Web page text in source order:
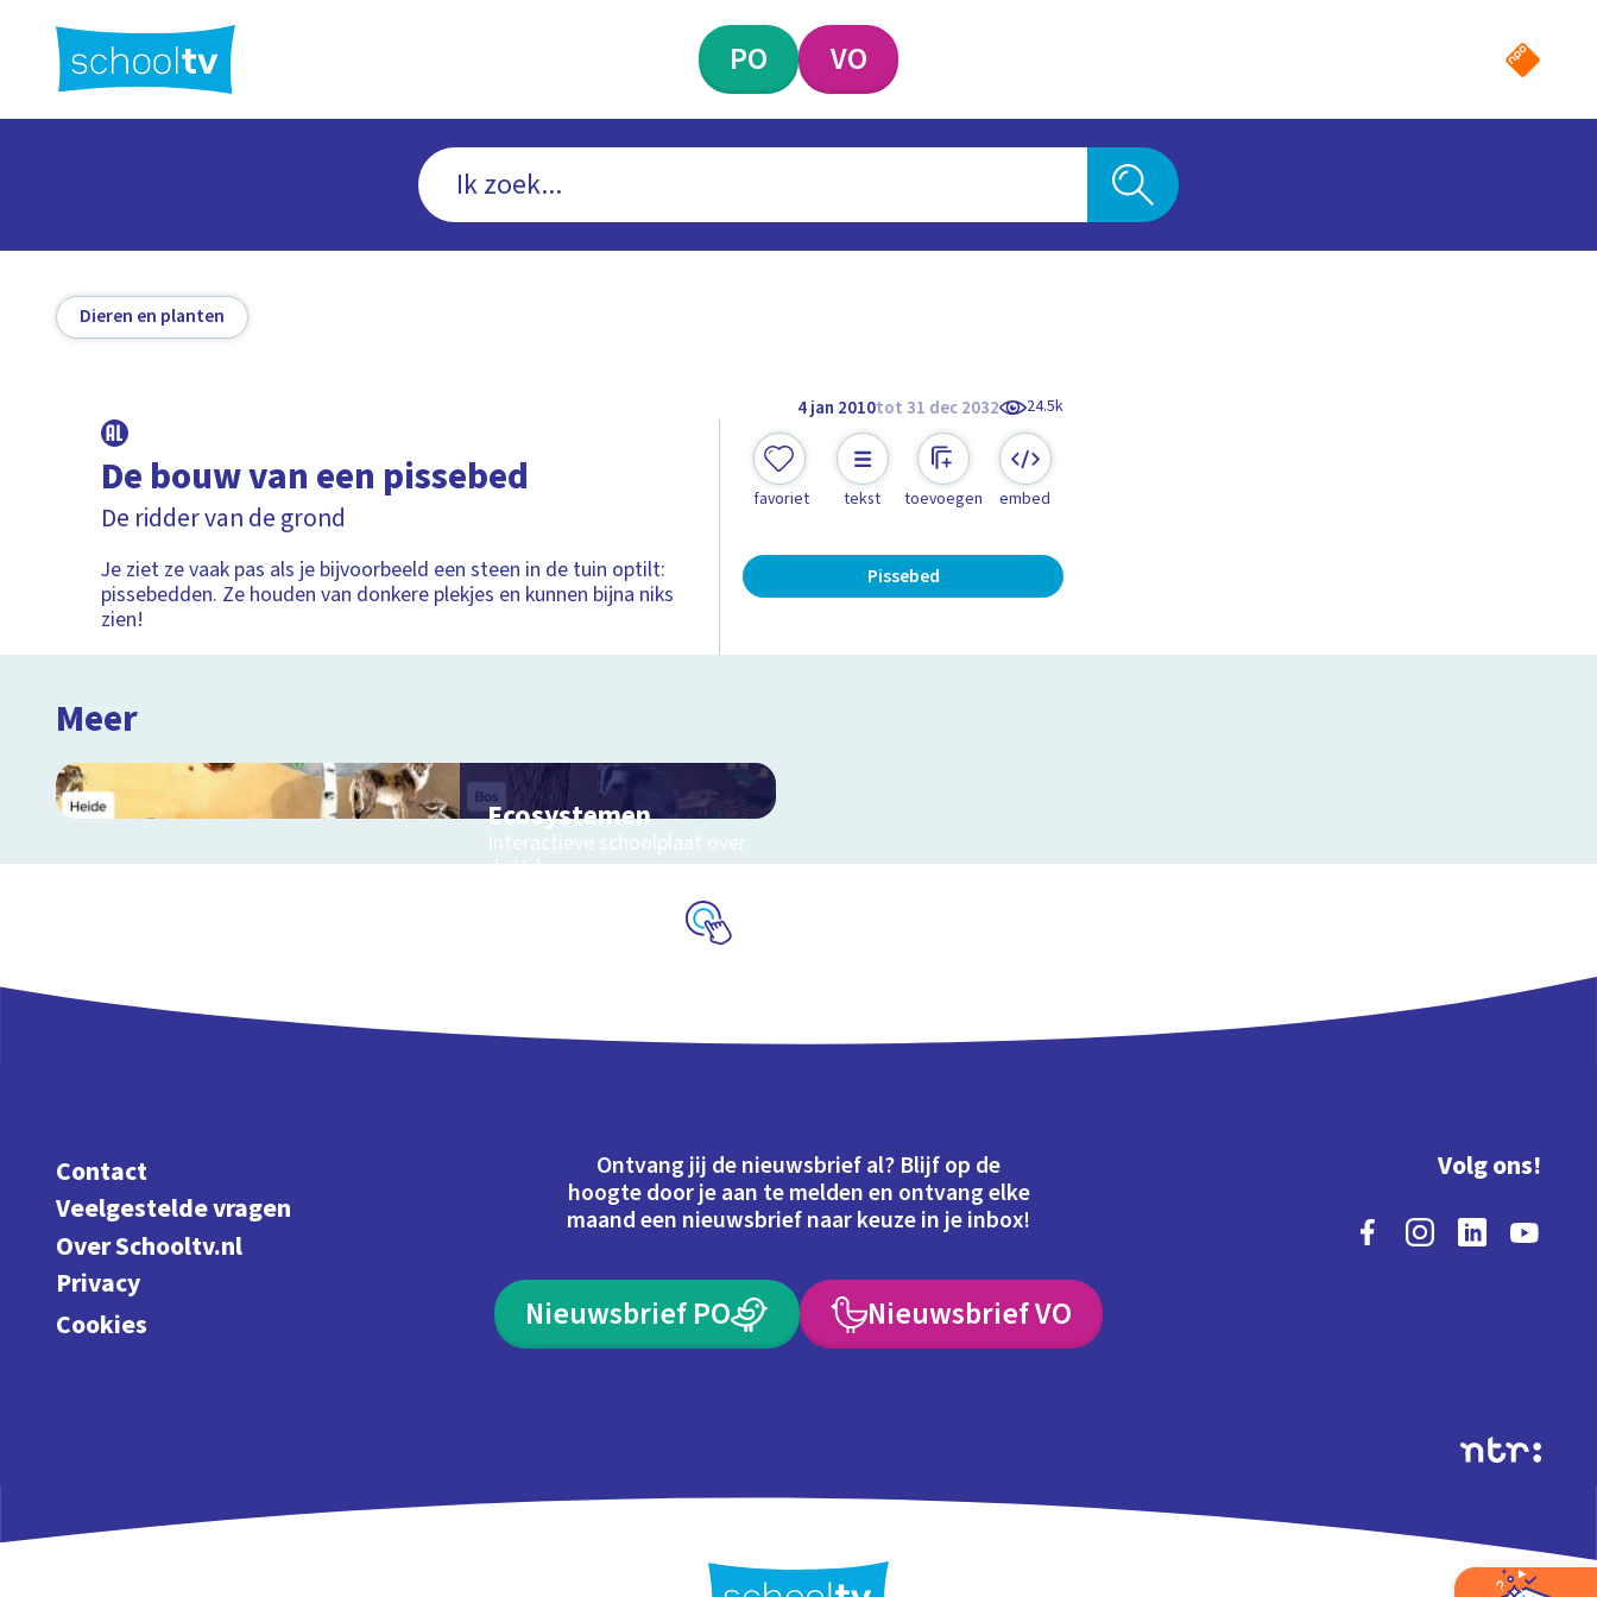
hoofdinhoud
PO VO
Dieren en planten
4 jan 2010tot 31 dec 2032 24.5k
De bouw van een pissebed
De ridder van de grond
Je ziet ze vaak pas als je bijvoorbeeld een steen in de tuin optilt:
pissebedden. Ze houden van donkere plekjes en kunnen bijna niks
zien!
favoriet tekst toevoegen embed
Pissebed
Meer
Ecosystemen
Interactieve schoolplaat over
de Veluwe
Contact
Veelgestelde vragen
Over Schooltv.nl
Privacy
Cookies
Ontvang jij de nieuwsbrief al? Blijf op de
hoogte door je aan te melden en ontvang elke
maand een nieuwsbrief naar keuze in je inbox!
Nieuwsbrief PO Nieuwsbrief VO
Volg ons!
Extra's